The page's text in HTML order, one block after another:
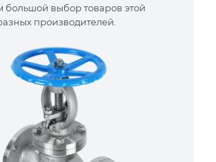
большой выбор товаров этой
производителей.